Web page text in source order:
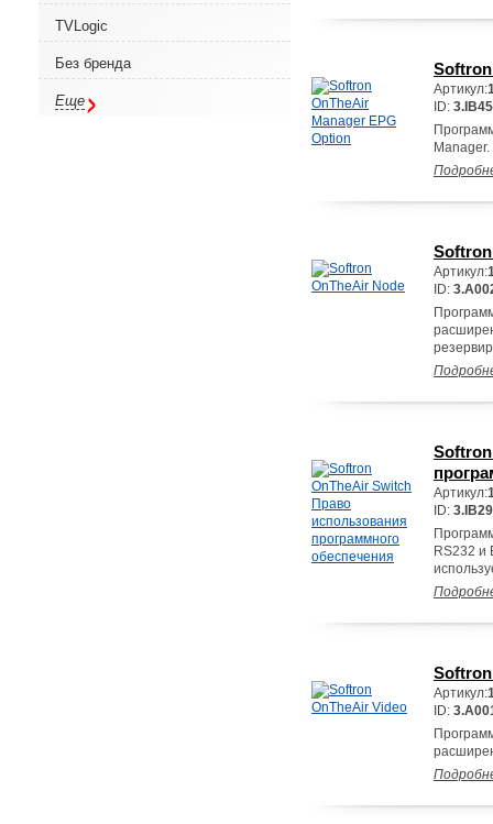
TVLogic
Без бренда
Еще
Артикул:
ID:
Manager.
Артикул:
ID:
Артикул:
ID: 3.IB29
RS232 и
Артикул:
ID: